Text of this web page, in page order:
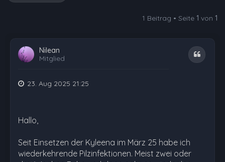
1 Beitrag • Seite 1 von 1
Nilean
Mitglied
Zitat
23. Aug 2025 21:25
Hallo,
Seit Einsetzen der Kyleena im März 25 habe ich
wiederkehrende Pilzinfektionen. Meist zwei oder